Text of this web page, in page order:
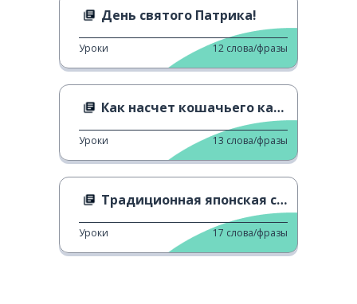
День святого Патрика!
Уроки 12 слова/фразы
Как насчет кошачьего кафе?
Уроки 13 слова/фразы
Традиционная японская столярная работа
Уроки 17 слова/фразы